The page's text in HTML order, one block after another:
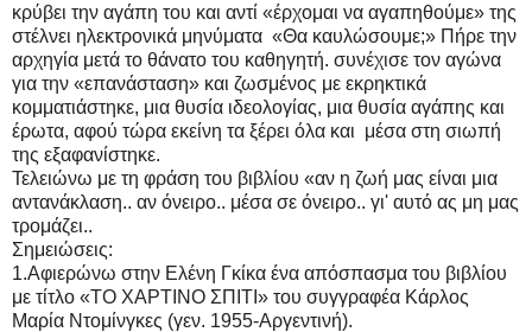
κρύβει την αγάπη του και αντί «έρχομαι να αγαπηθούμε» της
στέλνει ηλεκτρονικά μηνύματα «Θα καυλώσουμε;» Πήρε την
αρχηγία μετά το θάνατο του καθηγητή. συνέχισε τον αγώνα
για την «επανάσταση» και ζωσμένος με εκρηκτικά
κομματιάστηκε, μια θυσία ιδεολογίας, μια θυσία αγάπης και
έρωτα, αφού τώρα εκείνη τα ξέρει όλα και μέσα στη σιωπή
της εξαφανίστηκε.
Τελειώνω με τη φράση του βιβλίου «αν η ζωή μας είναι μια
αντανάκλαση.. αν όνειρο.. μέσα σε όνειρο.. γι' αυτό ας μη μας
τρομάζει..
Σημειώσεις:
1.Αφιερώνω στην Ελένη Γκίκα ένα απόσπασμα του βιβλίου
με τίτλο «ΤΟ ΧΑΡΤΙΝΟ ΣΠΙΤΙ» του συγγραφέα Κάρλος
Μαρία Ντομίνγκες (γεν. 1955-Αργεντινή).